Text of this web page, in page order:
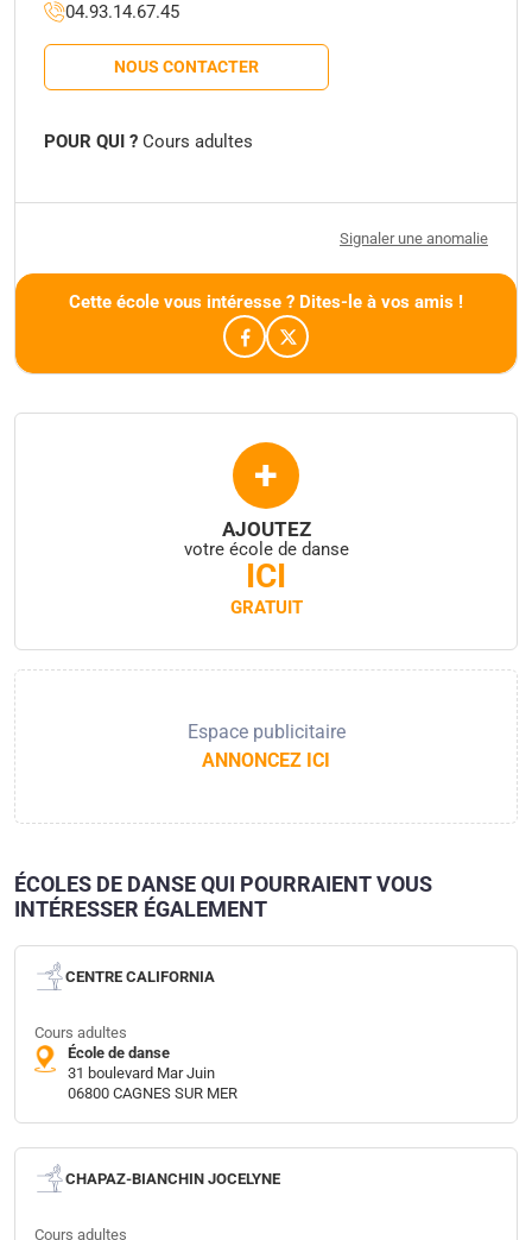
04.93.14.67.45
NOUS CONTACTER
POUR QUI ? Cours adultes
Signaler une anomalie
Cette école vous intéresse ? Dites-le à vos amis !
+
AJOUTEZ
votre école de danse
ICI
GRATUIT
Espace publicitaire
ANNONCEZ ICI
ÉCOLES DE DANSE QUI POURRAIENT VOUS
INTÉRESSER ÉGALEMENT
CENTRE CALIFORNIA
Cours adultes
École de danse
31 boulevard Mar Juin
06800 CAGNES SUR MER
CHAPAZ-BIANCHIN JOCELYNE
Cours adultes